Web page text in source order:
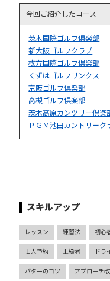
今回ご紹介したコース
茨木国際ゴルフ倶楽部
新大阪ゴルフクラブ
枚方国際ゴルフ倶楽部
くずはゴルフリンクス
京阪ゴルフ倶楽部
高槻ゴルフ倶楽部
茨木高原カンツリー倶楽
ＰＧＭ池田カントリーク
スキルアップ
レッスン 練習法 初心
１人予約 上級者 ドラ
パターのコツ アプローチ